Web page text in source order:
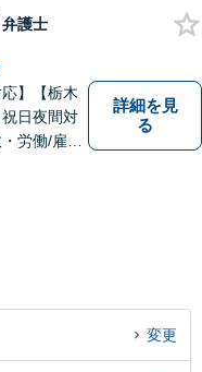
弁護士
応】【栃木
日夜間対
労働/雇用
詳細を見
る
変更